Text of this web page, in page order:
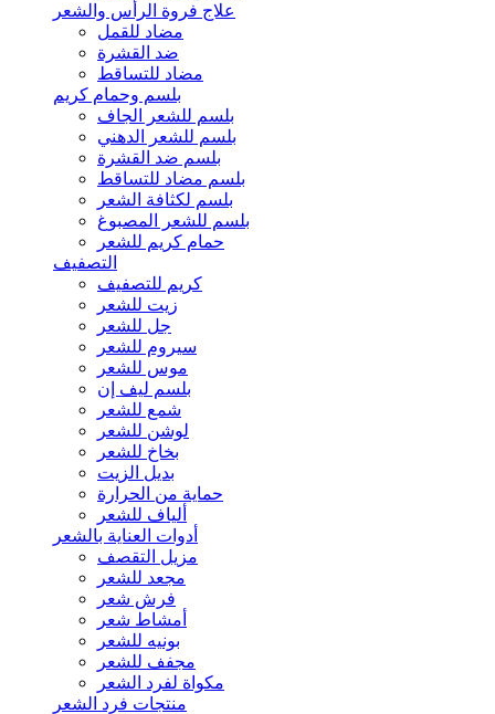
علاج فروة الرأس والشعر
مضاد للقمل
ضد القشرة
مضاد للتساقط
بلسم وحمام كريم
بلسم للشعر الجاف
بلسم للشعر الدهني
بلسم ضد القشرة
بلسم مضاد للتساقط
بلسم لكثافة الشعر
بلسم للشعر المصبوغ
حمام كريم للشعر
التصفيف
كريم للتصفيف
زيت للشعر
جل للشعر
سيروم للشعر
موس للشعر
بلسم ليف إن
شمع للشعر
لوشن للشعر
بخاخ للشعر
بديل الزيت
حماية من الحرارة
ألياف للشعر
أدوات العناية بالشعر
مزيل التقصف
مجعد للشعر
فرش شعر
أمشاط شعر
بونيه للشعر
مجفف للشعر
مكواة لفرد الشعر
منتجات فرد الشعر